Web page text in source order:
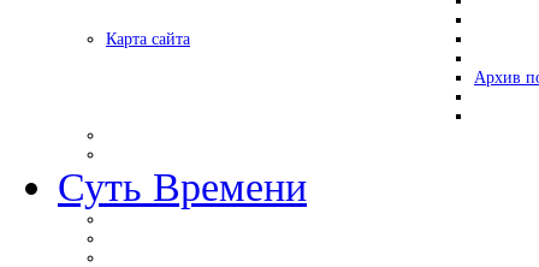
Карта сайта
Архив
Суть Времени